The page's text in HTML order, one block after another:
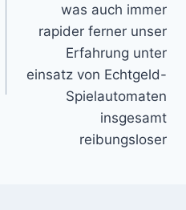
was auch immer
rapider ferner unser
Erfahrung unter
einsatz von Echtgeld-
Spielautomaten
insgesamt
reibungsloser